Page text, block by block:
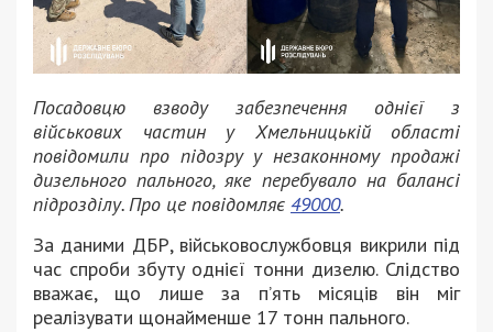
Посадовцю взводу забезпечення однієї з
військових частин у Хмельницькій області
повідомили про підозру у незаконному продажі
дизельного пального, яке перебувало на балансі
підрозділу. Про це повідомляє 49000.
За даними ДБР, військовослужбовця викрили під
час спроби збуту однієї тонни дизелю. Слідство
вважає, що лише за п’ять місяців він міг
реалізувати щонайменше 17 тонн пального.